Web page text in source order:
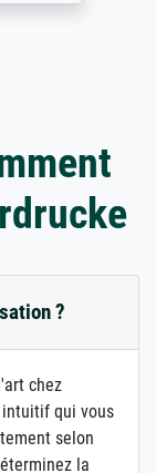
?
chez
intuitif qui vous
selon
la